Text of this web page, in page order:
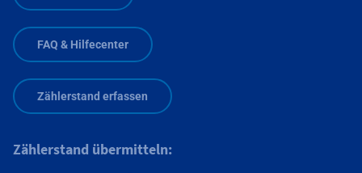
FAQ & Hilfecenter
Zählerstand erfassen
Zählerstand übermitteln: